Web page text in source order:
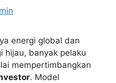
energi global dan
hijau, banyak pelaku
mempertimbangkan
. Model